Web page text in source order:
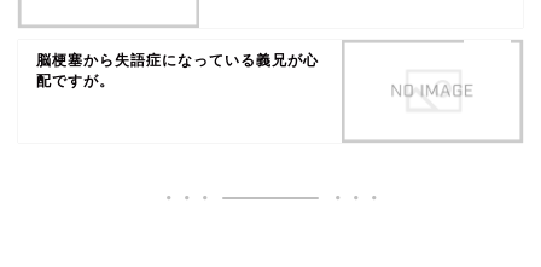
脳梗塞から失語症になっている義兄が心
配ですが。